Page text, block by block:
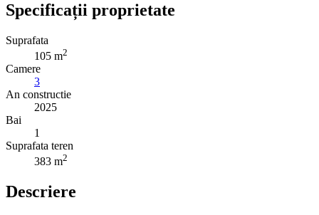
Specificații proprietate
Suprafata
105 m2
Camere
3
An constructie
2025
Bai
1
Suprafata teren
383 m2
Descriere